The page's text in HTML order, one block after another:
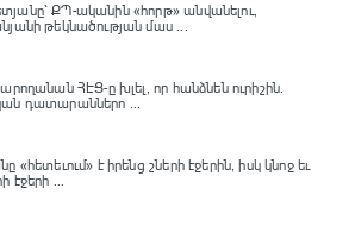
ՔՊ-ականին «հորթ» անվանելու,
թեկնածության մաս ...
ՀԷՑ-ը խլել, որ հանձնեն ուրիշին.
դատարաններո ...
«հետեւում» է իրենց շների էջերին, իսկ կնոջ եւ
էջերի ...